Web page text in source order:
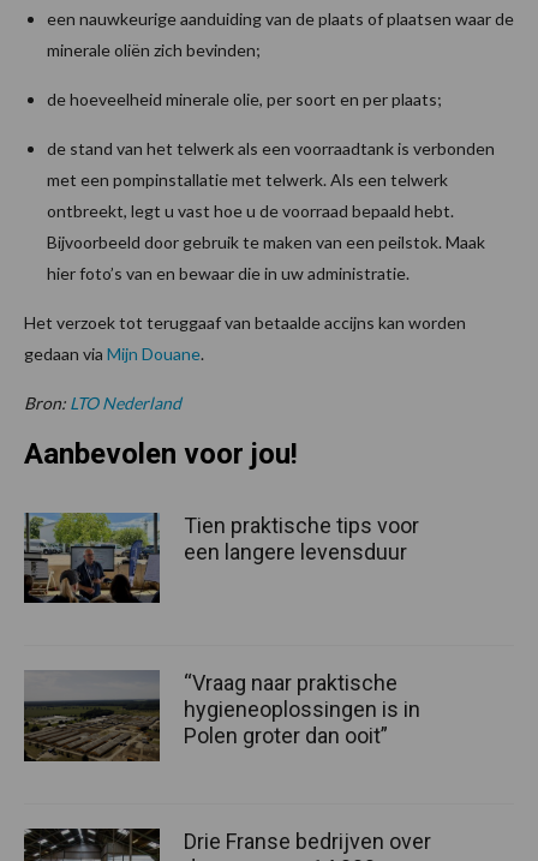
een nauwkeurige aanduiding van de plaats of plaatsen waar de
minerale oliën zich bevinden;
de hoeveelheid minerale olie, per soort en per plaats;
de stand van het telwerk als een voorraadtank is verbonden
met een pompinstallatie met telwerk. Als een telwerk
ontbreekt, legt u vast hoe u de voorraad bepaald hebt.
Bijvoorbeeld door gebruik te maken van een peilstok. Maak
hier foto’s van en bewaar die in uw administratie.
Het verzoek tot teruggaaf van betaalde accijns kan worden
gedaan via Mijn Douane.
Bron: LTO Nederland
Aanbevolen voor jou!
Tien praktische tips voor
een langere levensduur
“Vraag naar praktische
hygieneoplossingen is in
Polen groter dan ooit”
Drie Franse bedrijven over